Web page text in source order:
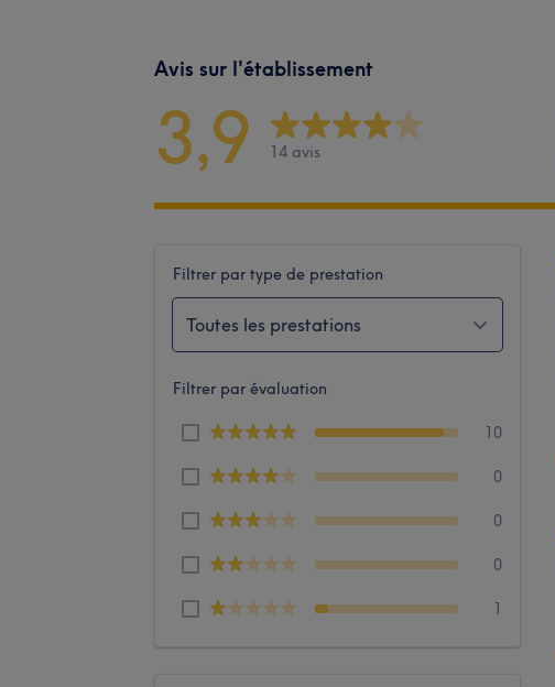
Avis sur l'établissement
3,9 14 avis
Filtrer par type de prestation
Toutes les prestations
Filtrer par évaluation
10
0
0
0
1